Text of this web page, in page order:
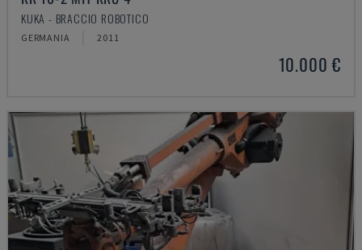
KUKA - BRACCIO ROBOTICO
GERMANIA 2011
10.000 €